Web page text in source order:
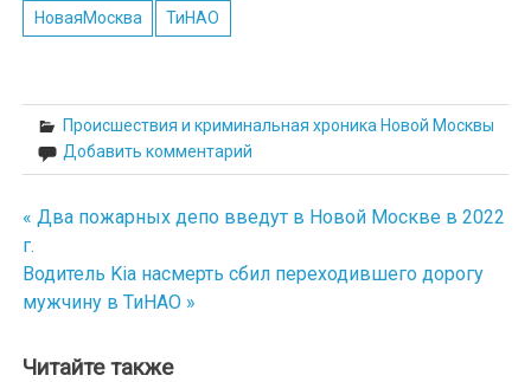
НоваяМосква ТиНАО
Происшествия и криминальная хроника Новой Москвы
Добавить комментарий
Навигация
по
записям
« Два пожарных депо введут в Новой Москве в 2022
г.
Водитель Kia насмерть сбил переходившего дорогу
мужчину в ТиНАО »
Читайте также